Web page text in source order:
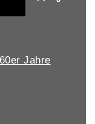
Jahre